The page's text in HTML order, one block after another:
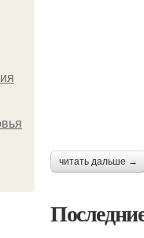
читать дальше →